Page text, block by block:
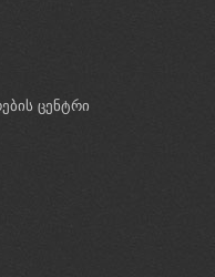
ცენტრი